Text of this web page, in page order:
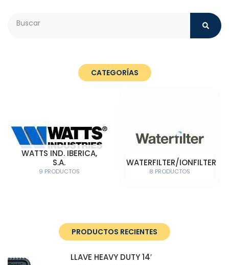
CATEGORÍAS
WATTS IND. IBERICA,
S.A.
9 PRODUCTOS
WATERFILTER/IONFILTER
8 PRODUCTOS
PRODUCTOS RECIENTES
LLAVE HEAVY DUTY 14′